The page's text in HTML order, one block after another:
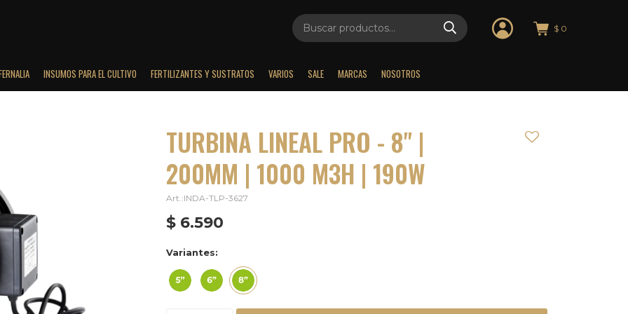
INSUMOS PARA EL CULTIVO FERTILIZANTES Y SUSTRATOS VARIOS SALE MARCAS NOSOTROS
$ 0
TURBINA LINEAL PRO - 8" |
200MM | 1000 M3H | 190W
INDA-TLP-3627
$ 6.590
Variantes: